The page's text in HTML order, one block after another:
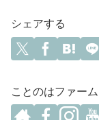
シェアする
ことのはファー